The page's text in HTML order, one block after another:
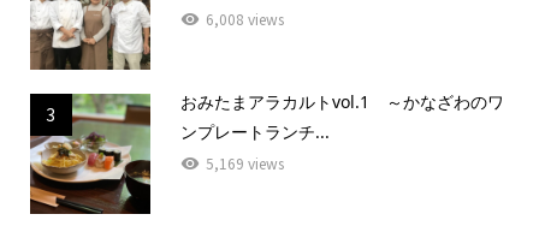
6,008 views
3
おみたまアラカルトvol.1 ～かなざわのワ
ンプレートランチ...
5,169 views